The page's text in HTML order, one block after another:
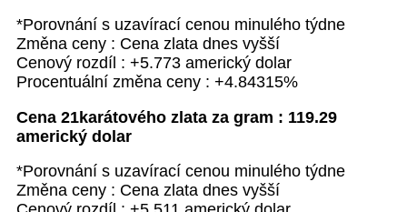
*Porovnání s uzavírací cenou minulého týdne
Změna ceny : Cena zlata dnes vyšší
Cenový rozdíl : +5.773 americký dolar
Procentuální změna ceny : +4.84315%
Cena 21karátového zlata za gram : 119.29
americký dolar
*Porovnání s uzavírací cenou minulého týdne
Změna ceny : Cena zlata dnes vyšší